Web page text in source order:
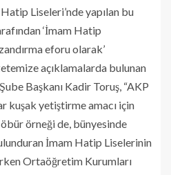
Liseleri’nde yapılan bu
‘İmam Hatip
eforu olarak’
açıklamalarda bulunan
Başkanı Kadir Toruş, “AKP
kuşak yetiştirme amacı için
örneği de, bünyesinde
İmam Hatip Liselerinin
Ortaöğretim Kurumları